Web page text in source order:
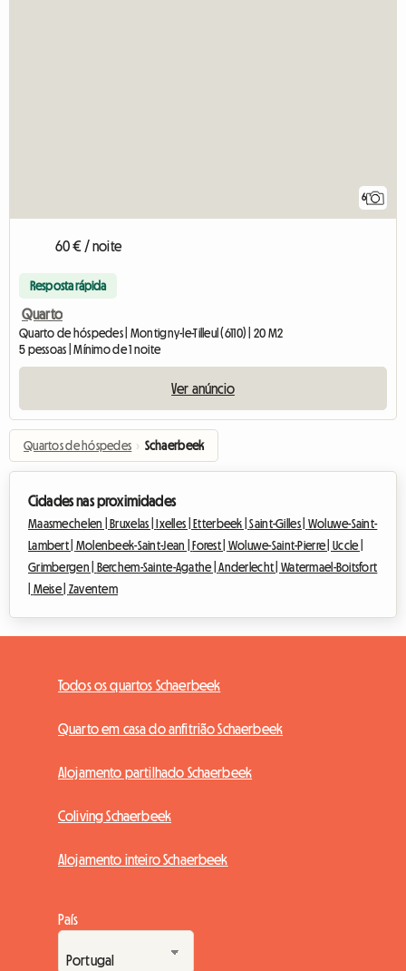
6
60 € / noite
Resposta rápida
Quarto
Quarto de hóspedes | Montigny-le-Tilleul (6110) | 20 M2
5 pessoas | Mínimo de 1 noite
Ver anúncio
Quartos de hóspedes › Schaerbeek
Cidades nas proximidades
Maasmechelen | Bruxelas | Ixelles | Etterbeek |Saint-Gilles | Woluwe-Saint-
Lambert | Molenbeek-Saint-Jean | Forest | Woluwe-Saint-Pierre | Uccle |
Grimbergen |
Berchem-Sainte-Agathe |Anderlecht |Watermael-Boitsfort
Meise | Zaventem
Todos os quartos Schaerbeek
Quarto em casa do anfitrião Schaerbeek
Alojamento partilhado Schaerbeek
Coliving Schaerbeek
Alojamento inteiro Schaerbeek
País